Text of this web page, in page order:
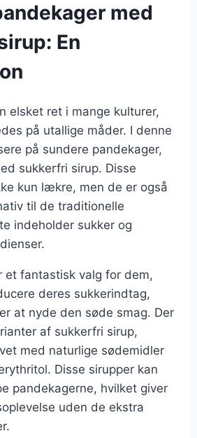
med
En
elsket ret i mange kulturer,
på utallige måder. I denne
på sundere pandekager,
sukkerfri sirup. Disse
kun lækre, men de er også
til de traditionelle
indeholder sukker og
et fantastisk valg for dem,
deres sukkerindtag,
at nyde den søde smag. Der
af sukkerfri sirup,
med naturlige sødemidler
Disse sirupper kan
pandekagerne, hvilket giver
uden de ekstra